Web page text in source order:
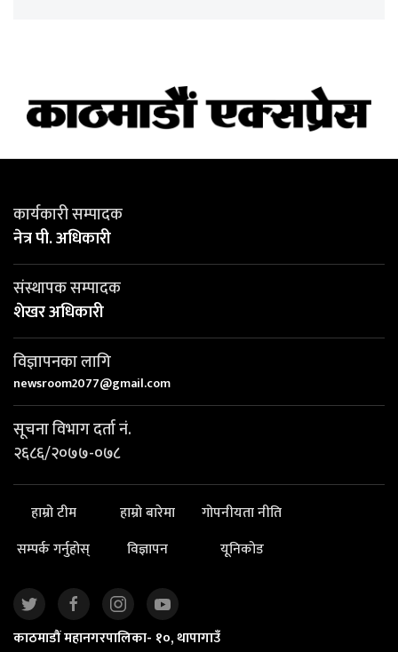
कार्यकारी सम्पादक
नेत्र पी. अधिकारी
संस्थापक सम्पादक
शेखर अधिकारी
विज्ञापनका लागि
newsroom2077@gmail.com
सूचना विभाग दर्ता नं.
२६८६/२०७७-०७८
हाम्रो टीम हाम्रो बारेमा
गोपनीयता नीति
सम्पर्क गर्नुहोस्
विज्ञापन यूनिकोड
काठमाडौं महानगरपालिका- १०, थापागाउँ